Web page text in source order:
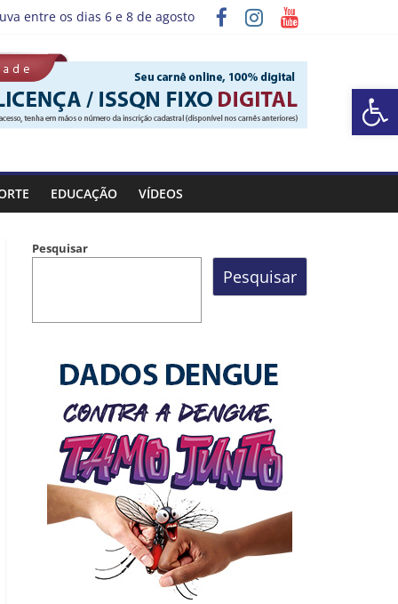
Barra de Ferramentas Aberta
entre os dias 6 e 8 de agosto
“Sábado Saúde”
EDUCAÇÃO VÍDEOS
Pesquisar
Pesquisar